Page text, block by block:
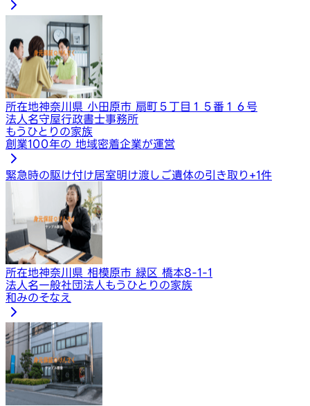
所在地神奈川県 小田原市 扇町５丁目１５番１６号
法人名守屋行政書士事務所
もうひとりの家族
創業100年の 地域密着企業が運営
緊急時の駆け付け居室明け渡し ご遺体の引き取り+1件
所在地神奈川県 相模原市 緑区 橋本8-1-1
法人名一般社団法人もうひとりの家族
和みのそなえ